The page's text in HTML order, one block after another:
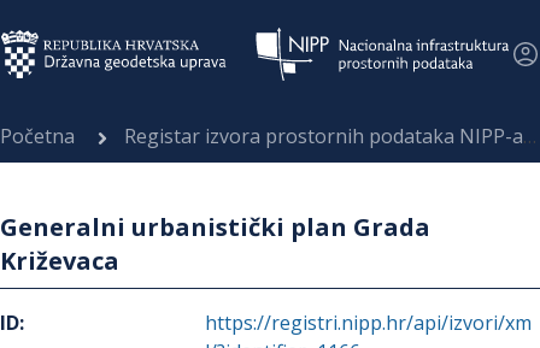
Početna Registar izvora prostornih podataka NIPP-a
Generalni urbanistički plan Grada
Križevaca
ID:
https://registri.nipp.hr/api/izvori/xm